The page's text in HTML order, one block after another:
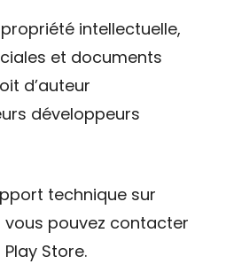
intellectuelle,
et documents
d’auteur
développeurs
technique sur
vous pouvez contacter
Store.